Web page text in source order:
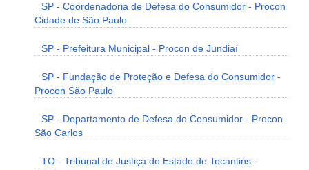
SP - Coordenadoria de Defesa do Consumidor - Procon
Cidade de São Paulo
SP - Prefeitura Municipal - Procon de Jundiaí
SP - Fundação de Proteção e Defesa do Consumidor -
Procon São Paulo
SP - Departamento de Defesa do Consumidor - Procon
São Carlos
TO - Tribunal de Justiça do Estado de Tocantins -